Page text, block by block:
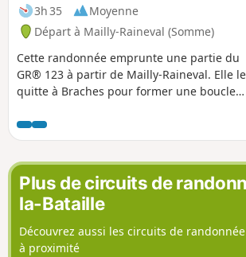
3h 35
Moyenne
Départ à Mailly-Raineval (Somme)
Cette randonnée emprunte une partie du
GR® 123 à partir de Mailly-Raineval. Elle le
quitte à Braches pour former une boucle
d’une partie paisible du Plateau Picard de la
Somme. C’est une région d’openfield,
vallonnée au sols variés. Des bosquets
parsèment le territoire. Le parcours est
sa plus grande partie routier mais il
s’effectue sur des routes très peu
fréquentées par les véhicules motorisés.
Plus de circuits de
la-Bataille
Découvrez aussi les circuits de
à proximité